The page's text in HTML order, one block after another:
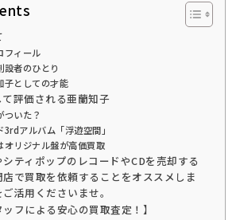
フィール
設者のひとり
としての才能
評価される亜蘭知子
ついた？
3rdアルバム「浮遊空間」
オリジナル盤が高価買取
シティポップのレコードやCDを売却する
で買取を依頼することをオススメしま
活用くださいませ。
ッフによる安心の買取査定！】